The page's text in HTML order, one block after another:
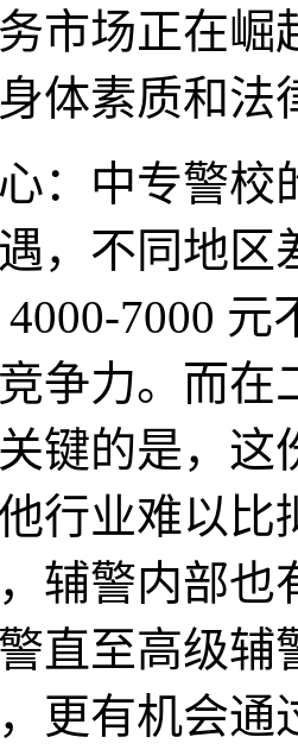
市场正在
体素质和
：中专​警校
，不同地
7000
争力。而在
键的是，
行业难以比
辅警内​部也
直至高级辅
更有机会通